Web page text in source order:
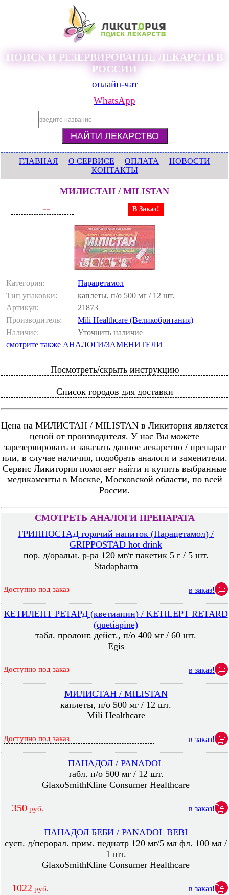
ПОИСК И РЕЗЕРВИРОВАНИЕ ЛЕКАРСТВ В
РОССИИ
онлайн-чат
WhatsApp
ГЛАВНАЯ О СЕРВИСЕ ОПЛАТА
НОВОСТИ
КОНТАКТЫ
МИЛИСТАН / MILISTAN
-- В Заказ!
Категория:
Парацетамол
Тип упаковки:
каплеты, п/о 500 мг / 12 шт.
Артикул:
21873
Производитель:
Mili Healthcare (Великобритания)
Наличие:
Уточнить наличие
смотрите также АНАЛОГИ/ЗАМЕНИТЕЛИ
Посмотреть/скрыть инструкцию
Список городов для доставки
Цена на МИЛИСТАН / MILISTAN в Ликитория является
ценой от производителя. У нас Вы можете
зарезервировать и заказать данное лекарство / препарат
или, в случае наличия, подобрать аналоги и заменители.
Сервис Ликитория помогает найти и купить выбранные
медикаменты в Москве, Московской области, по всей
России.
СМОТРЕТЬ АНАЛОГИ ПРЕПАРАТА
ГРИППОСТАД горячий напиток (Парацетамол) /
GRIPPOSTAD hot drink
пор. д/оральн. р-ра 120 мг/г пакетик 5 г / 5 шт.
Stadapharm
Доступно под заказ в заказ!
КЕТИЛЕПТ РЕТАРД (кветиапин) / KETILEPT RETARD
(quetiapine)
табл. пролонг. дейст., п/о 400 мг / 60 шт.
Egis
Доступно под заказ в заказ!
МИЛИСТАН / MILISTAN
каплеты, п/о 500 мг / 12 шт.
Mili Healthcare
Доступно под заказ в заказ!
ПАНАДОЛ / PANADOL
табл. п/о 500 мг / 12 шт.
GlaxoSmithKline Consumer Healthcare
350 руб. в заказ!
ПАНАДОЛ БЕБИ / PANADOL BEBI
сусп. д/перорал. прим. педиатр 120 мг/5 мл фл. 100 мл /
1 шт.
GlaxoSmithKline Consumer Healthcare
1022 руб. в заказ!